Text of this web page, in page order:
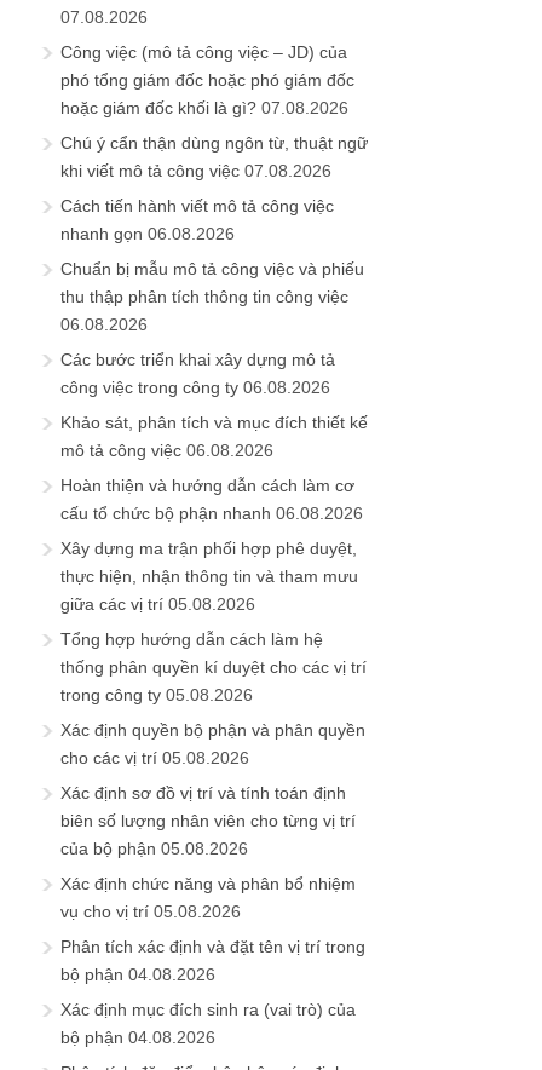
07.08.2026
Công việc (mô tả công việc – JD) của
phó tổng giám đốc hoặc phó giám đốc
hoặc giám đốc khối là gì? 07.08.2026
Chú ý cẩn thận dùng ngôn từ, thuật ngữ
khi viết mô tả công việc 07.08.2026
Cách tiến hành viết mô tả công việc
nhanh gọn 06.08.2026
Chuẩn bị mẫu mô tả công việc và phiếu
thu thập phân tích thông tin công việc
06.08.2026
Các bước triển khai xây dựng mô tả
công việc trong công ty 06.08.2026
Khảo sát, phân tích và mục đích thiết kế
mô tả công việc 06.08.2026
Hoàn thiện và hướng dẫn cách làm cơ
cấu tổ chức bộ phận nhanh 06.08.2026
Xây dựng ma trận phối hợp phê duyệt,
thực hiện, nhận thông tin và tham mưu
giữa các vị trí 05.08.2026
Tổng hợp hướng dẫn cách làm hệ
thống phân quyền kí duyệt cho các vị trí
trong công ty 05.08.2026
Xác định quyền bộ phận và phân quyền
cho các vị trí 05.08.2026
Xác định sơ đồ vị trí và tính toán định
biên số lượng nhân viên cho từng vị trí
của bộ phận 05.08.2026
Xác định chức năng và phân bổ nhiệm
vụ cho vị trí 05.08.2026
Phân tích xác định và đặt tên vị trí trong
bộ phận 04.08.2026
Xác định mục đích sinh ra (vai trò) của
bộ phận 04.08.2026